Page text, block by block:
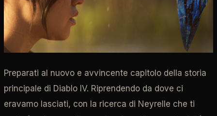
Preparati al nuovo e avvincente capitolo della storia
principale di Diablo IV. Riprendendo da dove ci
eravamo lasciati, con la ricerca di Neyrelle che ti